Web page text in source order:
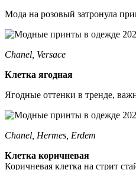
Мода на розовый затронула
Chanel, Versace
Клетка ягодная
Ягодные оттенки в тренде,
Chanel, Hermes, Erdem
Клетка коричневая
Коричневая клетка на стрит